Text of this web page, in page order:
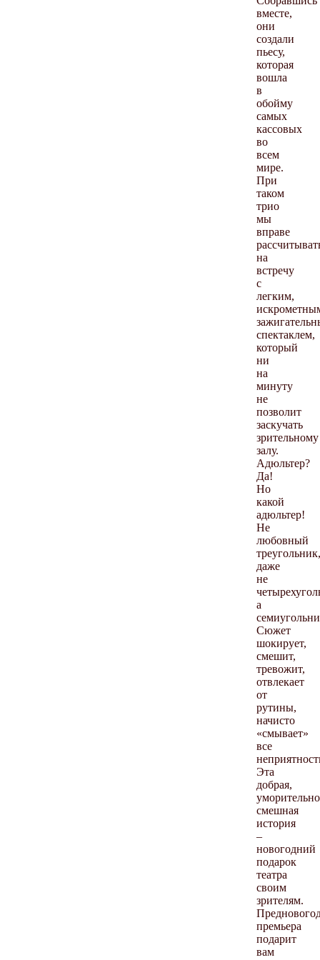
вместе,
они
создали
пьесу,
которая
вошла
в
обойму
самых
кассовых
во
всем
мире.
При
таком
трио
мы
вправе
на
встречу
с
легким,
спектаклем,
который
ни
на
минуту
не
позволит
заскучать
зрительному
залу.
Адюльтер?
Да!
Но
какой
адюльтер!
Не
любовный
треугольник,
даже
не
а
Сюжет
шокирует,
смешит,
тревожит,
отвлекает
от
рутины,
начисто
«смывает»
все
Эта
добрая,
уморительно
смешная
история
–
новогодний
подарок
театра
своим
зрителям.
премьера
подарит
вам